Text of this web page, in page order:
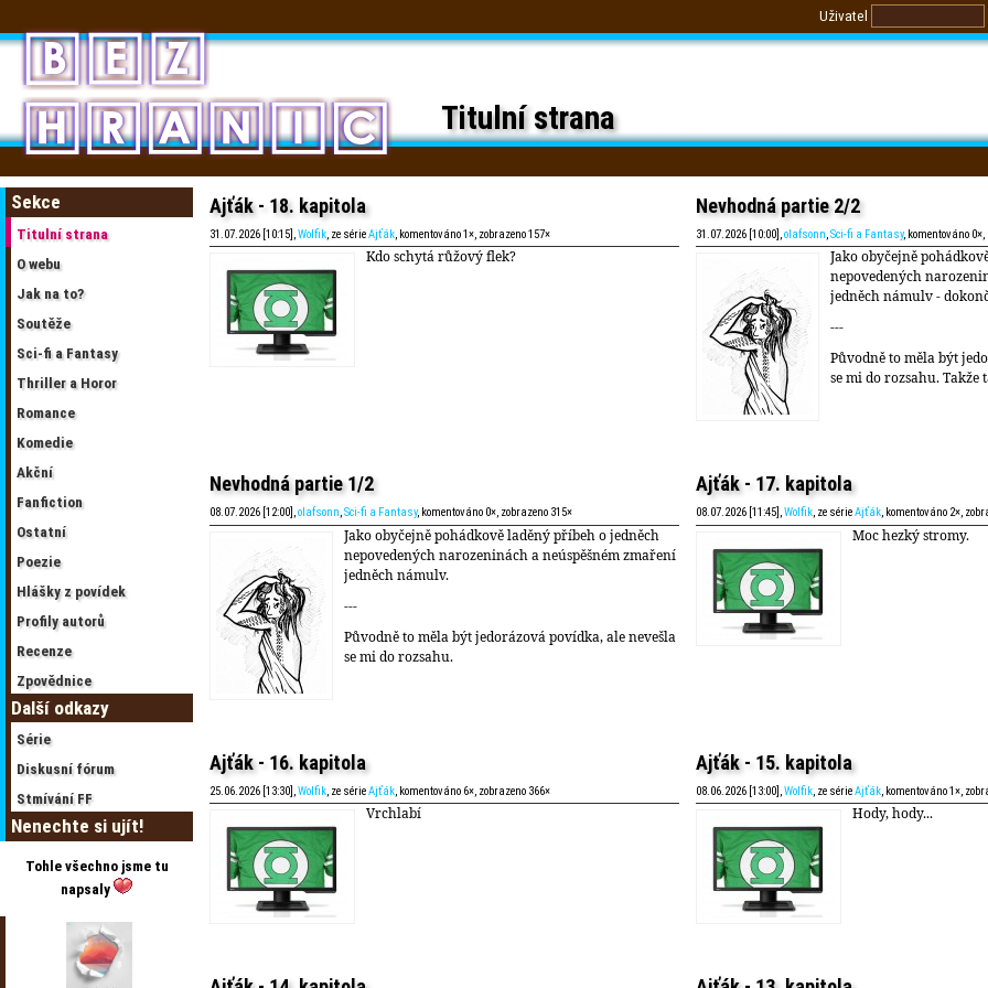
Uživatel
Titulní strana
Sekce
Titulní strana
O webu
Jak na to?
Soutěže
Sci-fi a Fantasy
Thriller a Horor
Romance
Komedie
Akční
Fanfiction
Ostatní
Poezie
Hlášky z povídek
Profily autorů
Recenze
Zpovědnice
Další odkazy
Série
Diskusní fórum
Stmívání FF
Nenechte si ujít!
Tohle všechno jsme tu
napsaly
Ajťák - 18. kapitola
31.07.2026 [10:15],Wolfik, ze sérieAjťák, komentováno 1×, zobrazeno 157×
Kdo schytá růžový flek?
Nevhodná partie 2/2
31.07.2026 [10:00],olafsonn,Sci-fi a Fantasy, komentováno
Jako obyčejně
nepovedených
jedněch námulv -
---
Původně to měla být
se mi do rozsahu. Takže
Nevhodná partie 1/2
08.07.2026 [12:00],olafsonn,Sci-fi a Fantasy, komentováno 0×, zobrazeno 315×
Jako obyčejně pohádkově laděný příbeh o jedněch
nepovedených narozeninách a neúspěšném zmaření
jedněch námulv.
---
Původně to měla být jedorázová povídka, ale nevešla
se mi do rozsahu.
Ajťák - 17. kapitola
08.07.2026 [11:45],Wolfik, ze sérieAjťák, komentováno 2×,
Moc hezký stromy.
Ajťák - 16. kapitola
25.06.2026 [13:30],Wolfik, ze sérieAjťák, komentováno 6×, zobrazeno 366×
Vrchlabí
Ajťák - 15. kapitola
08.06.2026 [13:00],Wolfik, ze sérieAjťák, komentováno 1×,
Hody, hody...